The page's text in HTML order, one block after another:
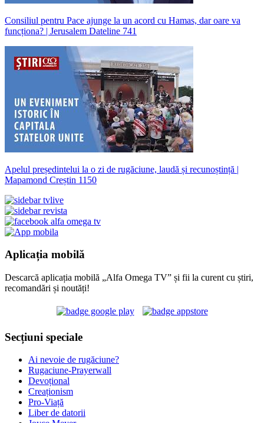
Consiliul pentru Pace ajunge la un acord cu Hamas, dar oare va
funcționa? | Jerusalem Dateline 741
Apelul președintelui la o zi de rugăciune, laudă și recunoștință |
Mapamond Creștin 1150
Aplicația mobilă
Descarcă aplicația mobilă „Alfa Omega TV” și fii la curent cu știri,
recomandări și noutăți!
Secțiuni speciale
Ai nevoie de rugăciune?
Rugaciune-Prayerwall
Devoțional
Creaționism
Pro-Viață
Liber de datorii